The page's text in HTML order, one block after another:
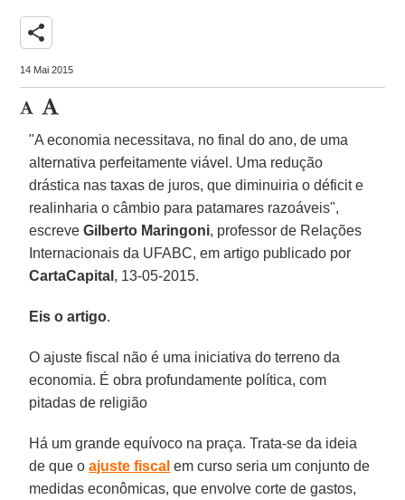
share
14 Mai 2015
"A economia necessitava, no final do ano, de uma
alternativa perfeitamente viável. Uma redução
drástica nas taxas de juros, que diminuiria o déficit e
realinharia o câmbio para patamares razoáveis",
escreveGilberto Maringoni, professor de Relações
Internacionais da UFABC, em artigo publicado por
CartaCapital , 13-05-2015.
Eis o artigo.
O ajuste fiscal não é uma iniciativa do terreno da
economia. É obra profundamente política, com
pitadas de religião
Há um grande equívoco na praça. Trata-se da ideia
de que oajuste fiscal em curso seria um conjunto de
medidas econômicas, que envolve corte de gastos,